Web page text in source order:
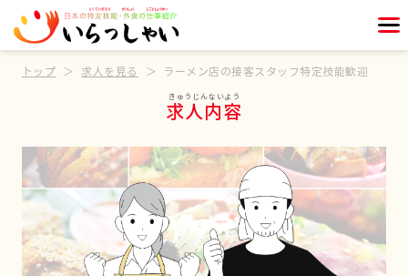
トップ 求人を見る ラーメン店の接客スタッフ特定技能歓迎
求人内容